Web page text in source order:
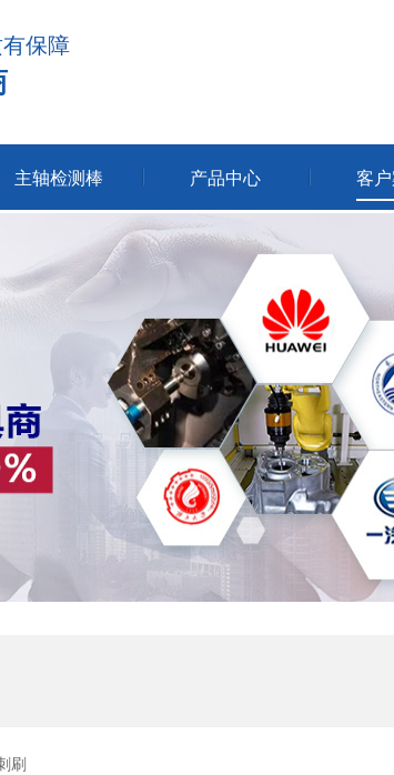
保障
主轴检测棒 产品中心 客
刷